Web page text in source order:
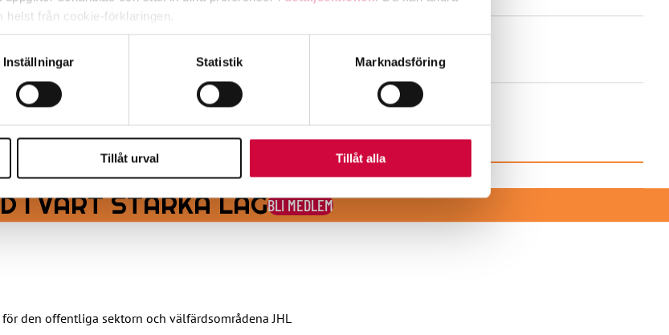
från cookie-förklaringen.
innehållet och annonserna till användarna, tillhandahålla funktioner för
som vi samarbetar med. Dessa kan i sin tur kombinera informationen
Inställningar Statistik Marknadsföring
Tillåt urval Tillåt alla
löneförhöjningspotterna skjuts framåt
I VÅRT STARKA LAGBLI MEDLEM
den offentliga sektorn och välfärdsområdena JHL